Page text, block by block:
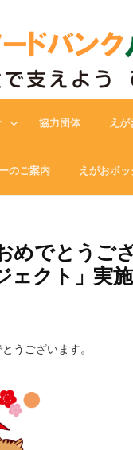
協力団体 えが
のご案内 えがおボ
めでとうご
ェクト」実
うございます。